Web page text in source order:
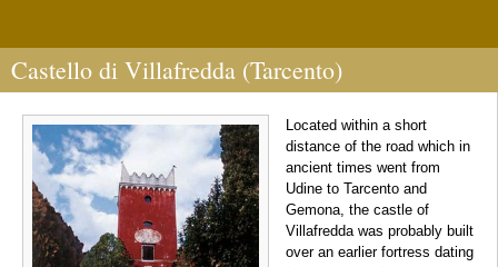
Castello di Villafredda (Tarcento)
Located within a short
distance of the road which in
ancient times went from
Udine to Tarcento and
Gemona, the castle of
Villafredda was probably built
over an earlier fortress dating